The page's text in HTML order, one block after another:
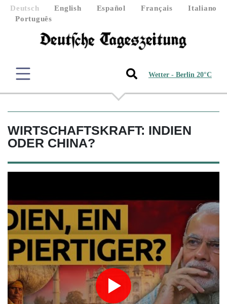
Deutsch English Español Français
Italiano
Português
Wetter - Berlin 20°C
WIRTSCHAFTSKRAFT: INDIEN
ODER CHINA?